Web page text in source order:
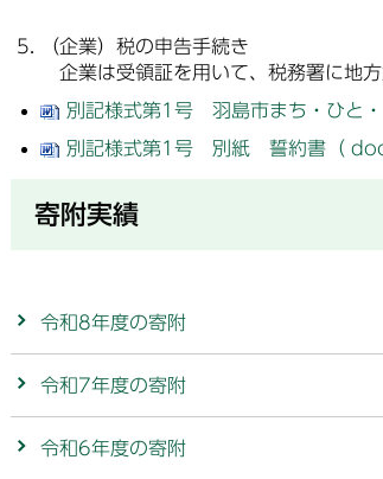
（企業）税の申告手続き
企業は受領証を用いて、税務署に地方
別記様式第1号 羽島市まち・ひと
別記様式第1号 別紙 誓約書（
寄附実績
令和8年度の寄附
令和7年度の寄附
令和6年度の寄附